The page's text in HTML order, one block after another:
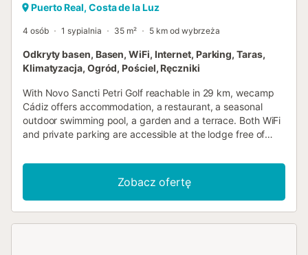
Puerto Real, Costa de la Luz
4 osób 1 sypialnia 35 m² 5 km od wybrzeża
Odkryty basen, Basen, WiFi, Internet, Parking, Taras,
Klimatyzacja, Ogród, Pościel, Ręczniki
With Novo Sancti Petri Golf reachable in 29 km, wecamp
Cádiz offers accommodation, a restaurant, a seasonal
outdoor swimming pool, a garden and a terrace. Both WiFi
and private parking are accessible at the lodge free of
Zobacz ofertę